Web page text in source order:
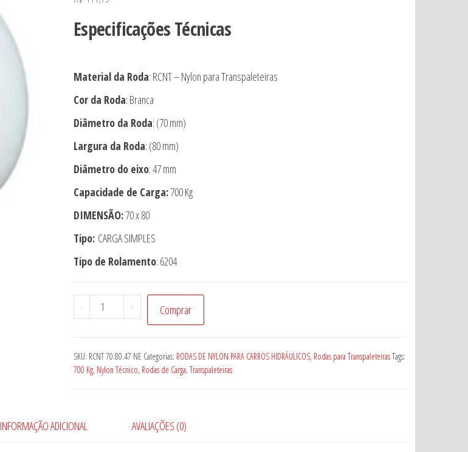
Especificações Técnicas
Material da Roda: RCNT – Nylon para Transpaleteiras
Cor da Roda: Branca
Diâmetro da Roda: (70 mm)
Largura da Roda: (80 mm)
Diâmetro do eixo: 47 mm
Capacidade de Carga:700 Kg
DIMENSÃO:70 x 80
Tipo:CARGA SIMPLES
Tipo de Rolamento: 6204
-
Roda
RCNT
NE
quantidade
+ Comprar
SKU: RCNT 70.80.47 NE Categorias: RODAS DE NYLON PARA CARROS HIDRÁULICOS, Rodas para TranspaleteirasTags:
700 Kg, Nylon Técnico, Rodas de Carga, Transpaleteiras
INFORMAÇÃO ADICIONAL AVALIAÇÕES (0)